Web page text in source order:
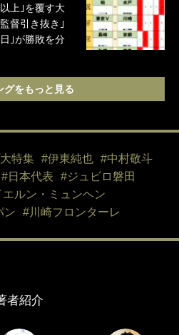
上｣を覆す大
督引き抜き｣
｣が勝敗を分
グをもっと見る
特集 #伊東純也
#中村敬斗
#日本代表
#ジュビロ磐田
エルン・ミュンヘン
ン
#川崎フロンターレ
者紹介